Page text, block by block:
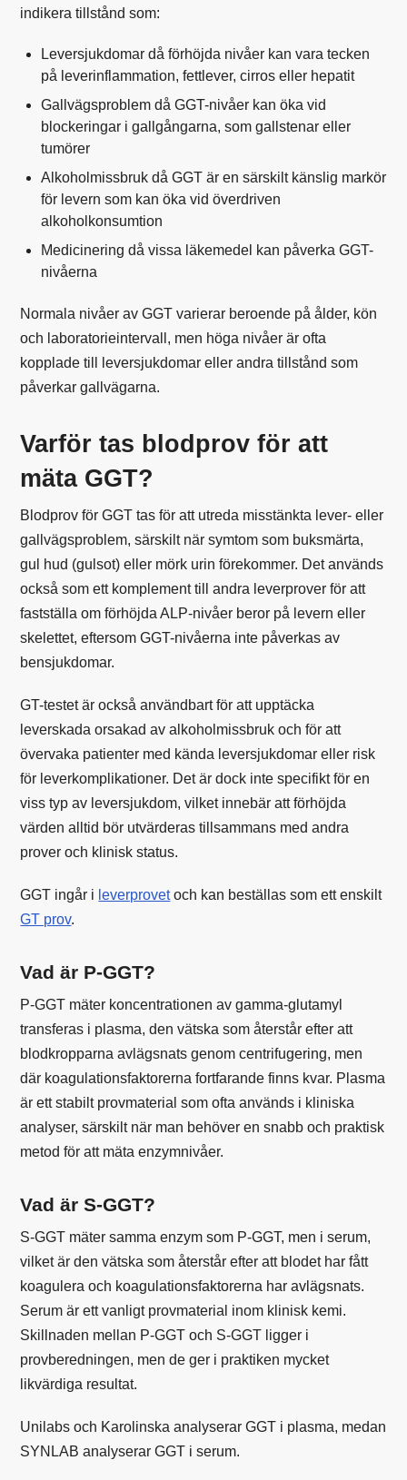
indikera tillstånd som:
Leversjukdomar då förhöjda nivåer kan vara tecken
på leverinflammation, fettlever, cirros eller hepatit
Gallvägsproblem då GGT-nivåer kan öka vid
blockeringar i gallgångarna, som gallstenar eller
tumörer
Alkoholmissbruk då GGT är en särskilt känslig markör
för levern som kan öka vid överdriven
alkoholkonsumtion
Medicinering då vissa läkemedel kan påverka GGT-
nivåerna
Normala nivåer av GGT varierar beroende på ålder, kön
och laboratorieintervall, men höga nivåer är ofta
kopplade till leversjukdomar eller andra tillstånd som
påverkar gallvägarna.
Varför tas blodprov för att
mäta GGT?
Blodprov för GGT tas för att utreda misstänkta lever- eller
gallvägsproblem, särskilt när symtom som buksmärta,
gul hud (gulsot) eller mörk urin förekommer. Det används
också som ett komplement till andra leverprover för att
fastställa om förhöjda ALP-nivåer beror på levern eller
skelettet, eftersom GGT-nivåerna inte påverkas av
bensjukdomar.
GT-testet är också användbart för att upptäcka
leverskada orsakad av alkoholmissbruk och för att
övervaka patienter med kända leversjukdomar eller risk
för leverkomplikationer. Det är dock inte specifikt för en
viss typ av leversjukdom, vilket innebär att förhöjda
värden alltid bör utvärderas tillsammans med andra
prover och klinisk status.
GGT ingår i leverprovetoch kan beställas som ett enskilt
GT prov.
Vad är P-GGT?
P-GGT mäter koncentrationen av gamma-glutamyl
transferas i plasma, den vätska som återstår efter att
blodkropparna avlägsnats genom centrifugering, men
där koagulationsfaktorerna fortfarande finns kvar. Plasma
är ett stabilt provmaterial som ofta används i kliniska
analyser, särskilt när man behöver en snabb och praktisk
metod för att mäta enzymnivåer.
Vad är S-GGT?
S-GGT mäter samma enzym som P-GGT, men i serum,
vilket är den vätska som återstår efter att blodet har fått
koagulera och koagulationsfaktorerna har avlägsnats.
Serum är ett vanligt provmaterial inom klinisk kemi.
Skillnaden mellan P-GGT och S-GGT ligger i
provberedningen, men de ger i praktiken mycket
likvärdiga resultat.
Unilabs och Karolinska analyserar GGT i plasma, medan
SYNLAB analyserar GGT i serum.